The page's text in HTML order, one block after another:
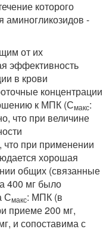
которого
-
от их
эффективность
в крови
концентрации
к МПК (Смакс:
что при величине
что при применении
хорошая
общих (связанные
400 мг было
Смакс: МПК (в
приеме 200 мг,
и сопоставима с